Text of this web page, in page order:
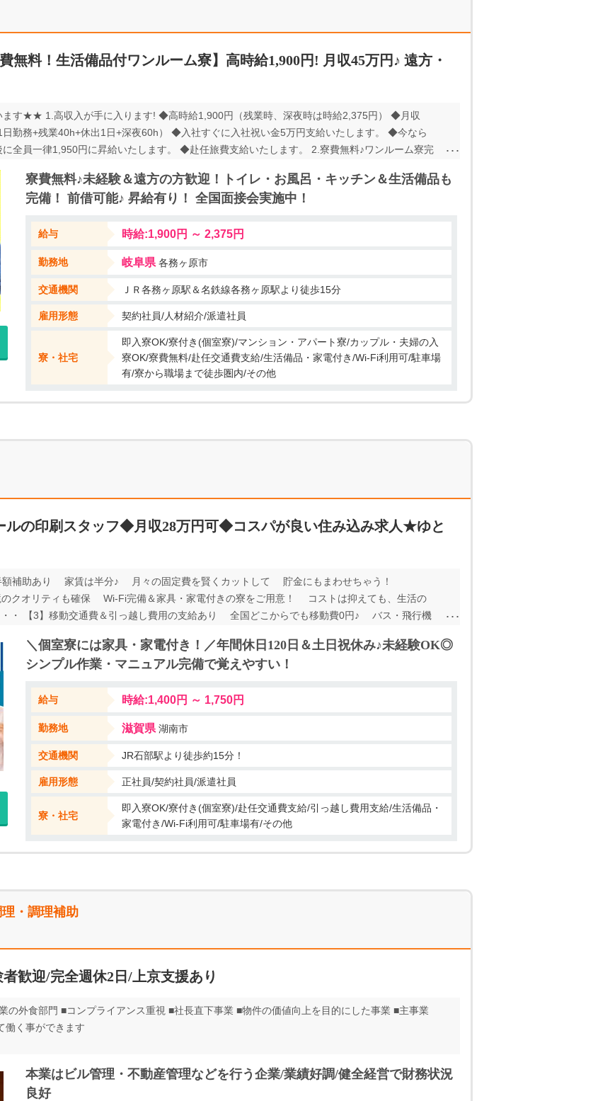
無料！生活備品付ワンルーム寮】高時給1,900円! 月収45万円♪ 遠方・
す★★ 1.高収入が手に入ります! ◆高時給1,900円（残業時、深夜時は時給2,375円） ◆月収
勤務+残業40h+休出1日+深夜60h） ◆入社すぐに入社祝い金5万円支給いたします。 ◆今なら
全員一律1,950円に昇給いたします。 ◆赴任旅費支給いたします。 2.寮費無料♪ワンルーム寮完
ので、スグに生活を始めることができます。 (テレビ・冷蔵庫・洗濯機・エアコン・コンロ・寝
寄り駅からも、職場からも近くて便利！ ◆周辺には生活に困らないほどの施設がたくさん！
能です。 3.仕事もプライベートも充実です♪ ◆職場内にはバイキング形式のオシャレな食堂完
％OFF！ ◆職場は、名古屋まで40分程度の場所ですヨ！ 周辺には生活に困らないほどの施設
＆丁寧です 派遣先には3名のスタッフが常駐！ 困った事があればすぐ相談できる環境です。
寮費無料♪未経験＆遠方の方歓迎！トイレ・お風呂・キッチン＆生活備品も
完備！ 前借可能♪ 昇給有り！ 全国面接会実施中！
給与 時給:1,900円 ～ 2,375円
勤務地 岐阜県各務ヶ原市
交通機関 ＪＲ各務ヶ原駅＆名鉄線各務ヶ原駅より徒歩15分
雇用形態 契約社員/人材紹介/派遣社員
寮・社宅
即入寮OK/寮付き(個室寮)/マンション・アパート寮/カップル・夫婦の入
寮OK/寮費無料/赴任交通費支給/生活備品・家電付き/Wi-Fi利用可/駐車場
有/寮から職場まで徒歩圏内/その他
ルの印刷スタッフ◆月収28万円可◆コスパが良い住み込み求人★ゆと
補助あり 家賃は半分♪ 月々の固定費を賢くカットして 貯金にもまわせちゃう！
のクオリティも確保 Wi-Fi完備＆家具・家電付きの寮をご用意！ コストは抑えても、生活の
・・ 【3】移動交通費＆引っ越し費用の支給あり 全国どこからでも移動費0円♪ バス・飛行機
・・・・・・・・・・ 〇ご自宅や外出先から、あなたのスタイルに合わせて面談方法が選べま
★スマホひとつで完結！ 「移動時間がもったいない」 「交通費を浮かせたい」 そんな方にピ
に面談＆入寮相談！ WEB面談で担当者との顔合わせもできて安心♪ ※各規定あり
＼個室寮には家具・家電付き！／年間休日120日＆土日祝休み♪未経験OK◎
シンプル作業・マニュアル完備で覚えやすい！
給与 時給:1,400円 ～ 1,750円
勤務地 滋賀県湖南市
交通機関 JR石部駅より徒歩約15分！
雇用形態 正社員/契約社員/派遣社員
寮・社宅
即入寮OK/寮付き(個室寮)/赴任交通費支給/引っ越し費用支給/生活備品・
家電付き/Wi-Fi利用可/駐車場有/その他
・調理補助
歓迎/完全週休2日/上京支援あり
の外食部門 ■コンプライアンス重視 ■社長直下事業 ■物件の価値向上を目的にした事業 ■主事業
く事ができます
本業はビル管理・不動産管理などを行う企業/業績好調/健全経営で財務状況
良好